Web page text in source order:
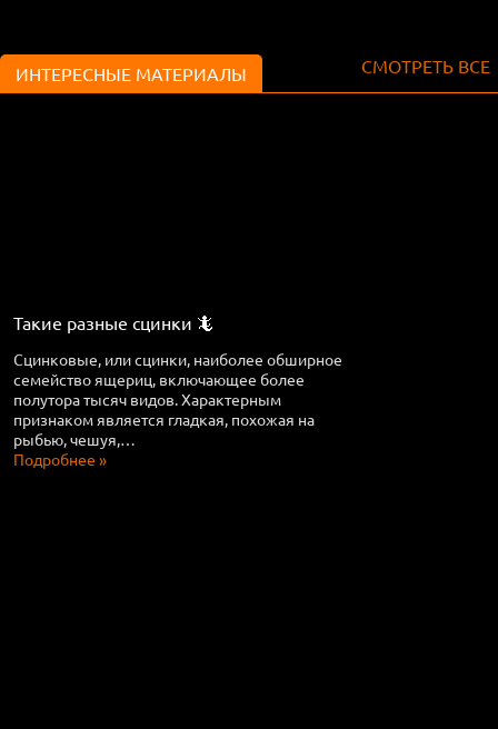
ИНТЕРЕСНЫЕ МАТЕРИАЛЫ СМОТРЕТЬ ВСЕ
Такие разные сцинки 🦎
Сцинковые, или сцинки, наиболее обширное
семейство ящериц, включающее более
полутора тысяч видов. Характерным
признаком является гладкая, похожая на
рыбью, чешуя,…
Подробнее »